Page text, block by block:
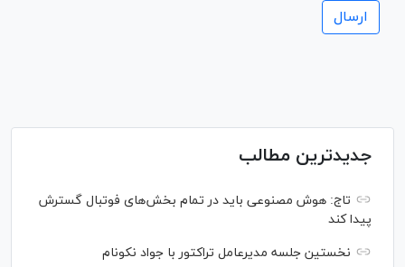
جدیدترین مطالب
تاج: هوش مصنوعی باید در تمام بخش‌های فوتبال گسترش
پیدا کند
نخستین جلسه مدیرعامل تراکتور با جواد نکونام